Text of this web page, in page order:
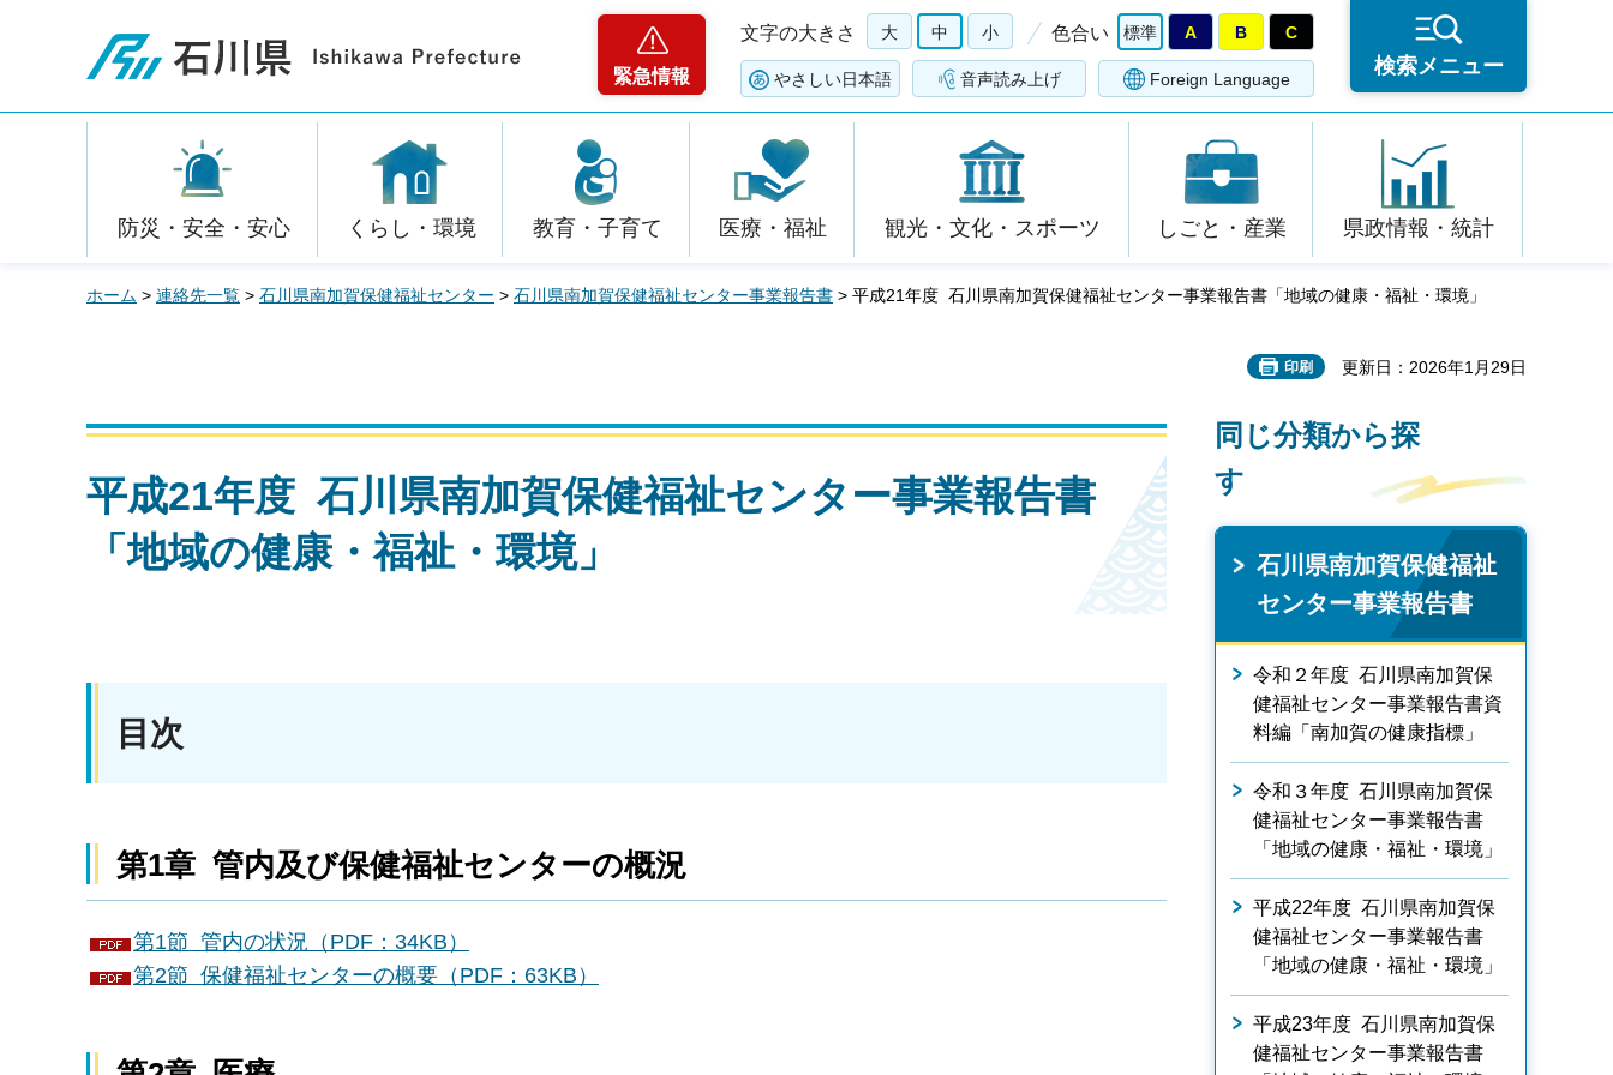
石川県
緊急情報
文字の大きさ 大 中 小 色合い 標準 A B C
やさしい日本語 音声読み上げ Foreign Language
検索メニュー
防災・安全・安心 くらし・環境 教育・子育て 医療・福祉 観光・文化・スポーツ しごと・産業 県政情報・統計
ホーム > 連絡先一覧 > 石川県南加賀保健福祉センター > 石川県南加賀保健福祉センター事業報告書 > 平成21年度 石川県南加賀保健福祉センター事業報告書「地域の健康・福祉・環境」
印刷 更新日：2026年1月29日
平成21年度 石川県南加賀保健福祉センター事業報告書
「地域の健康・福祉・環境」
目次
第1章 管内及び保健福祉センターの概況
第1節 管内の状況（PDF：34KB）
第2節 保健福祉センターの概要（PDF：63KB）
同じ分類から探
す
石川県南加賀保健福祉
センター事業報告書
令和２年度 石川県南加賀保
健福祉センター事業報告書資
料編「南加賀の健康指標」
令和３年度 石川県南加賀保
健福祉センター事業報告書
「地域の健康・福祉・環境」
平成22年度 石川県南加賀保
健福祉センター事業報告書
「地域の健康・福祉・環境」
平成23年度 石川県南加賀保
健福祉センター事業報告書